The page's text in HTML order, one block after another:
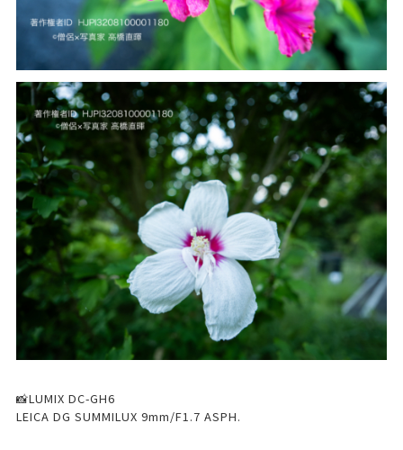
📸LUMIX DC-GH6
LEICA DG SUMMILUX 9mm/F1.7 ASPH.